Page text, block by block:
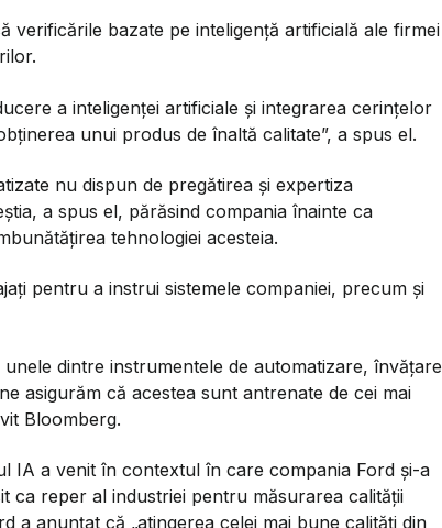
bazate pe inteligență artificială ale firmei
a inteligenței artificiale și integrarea cerințelor
unui produs de înaltă calitate”, a spus el.
nu dispun de pregătirea și expertiza
a spus el, părăsind compania înainte ca
tehnologiei acesteia.
pentru a instrui sistemele companiei, precum și
dintre instrumentele de automatizare, învățare
asigurăm că acestea sunt antrenate de cei mai
Bloomberg.
IA a venit în contextul în care compania Ford și-a
ca reper al industriei pentru măsurarea calității
a anunțat că „atingerea celei mai bune calități din